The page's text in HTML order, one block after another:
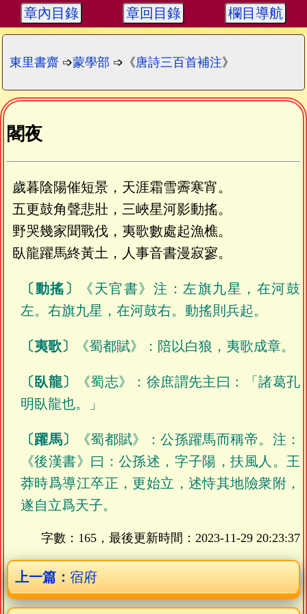
章內目錄 章回目錄 欄目導航
東里書齋 ➩蒙學部 ➩《唐詩三百首補注》
閣夜
歲暮陰陽催短景，天涯霜雪霽寒宵。
五更鼓角聲悲壯，三峽星河影動搖。
野哭幾家聞戰伐，夷歌數處起漁樵。
臥龍躍馬終黃土，人事音書漫寂寥。
〔動搖〕
《天官書》注：左旗九星，在河鼓
左。右旗九星，在河鼓右。動搖則兵起。
〔夷歌〕 《蜀都賦》：陪以白狼，夷歌成章。
〔臥龍〕
《蜀志》：徐庶謂先主曰：「諸葛孔
明臥龍也。」
〔躍馬〕
《蜀都賦》：公孫躍馬而稱帝。注：
《後漢書》曰：公孫述，字子陽，扶風人。王
莽時爲導江卒正，更始立，述恃其地險衆附，
遂自立爲天子。
字數：165，最後更新時間： 2023-11-29 20:23:37
上一篇： 宿府